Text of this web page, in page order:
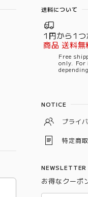
送料について
1円から1つ
商品 送料無
Free
only.
NOTICE
プライ
特定商
NEWSLETTER
お得なクーポ